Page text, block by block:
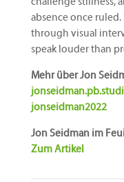
absence once
through visual
speak louder than
Mehr über Jon
jonseidman2022
Jon Seidman im
Zum Artikel